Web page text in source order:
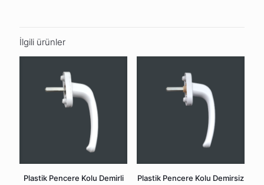
İlgili ürünler
Plastik Pencere Kolu Demirli
Plastik Pencere Kolu Demirsiz